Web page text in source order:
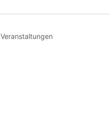
Veranstaltungen